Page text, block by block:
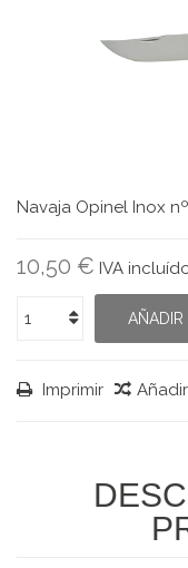
Navaja Opinel Inox
10,50 € IVA
AÑADIR
Imprimir